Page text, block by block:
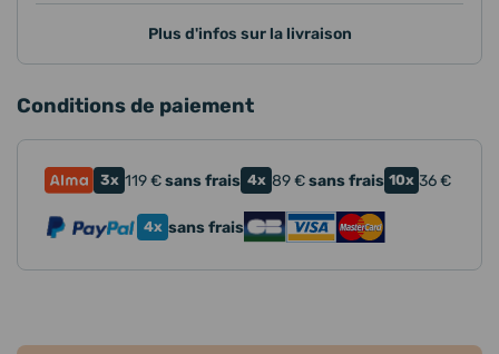
Plus d'infos sur la livraison
Conditions de paiement
3x 119€sans frais 4x 89€sans frais 10x 36€
4x sans frais